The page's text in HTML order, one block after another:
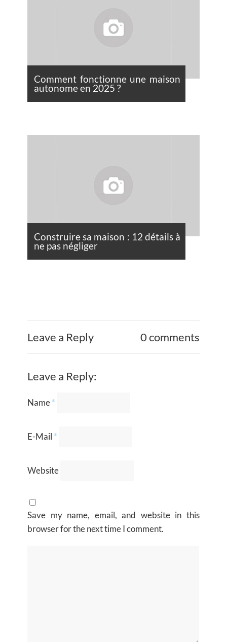
Comment fonctionne une maison
autonome en 2025 ?
Construire sa maison : 12 détails à
ne pas négliger
Leave a Reply 0 comments
Leave a Reply:
Name*
E-Mail *
Website
Save my name, email, and website in this
browser for the next time I comment.